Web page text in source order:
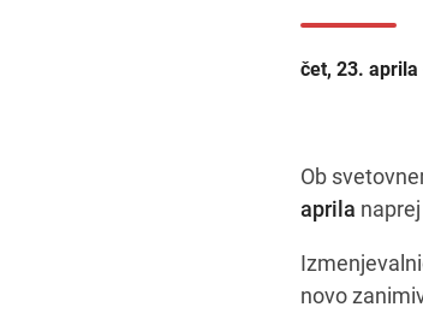
čet, 23.
Ob
aprila
novo